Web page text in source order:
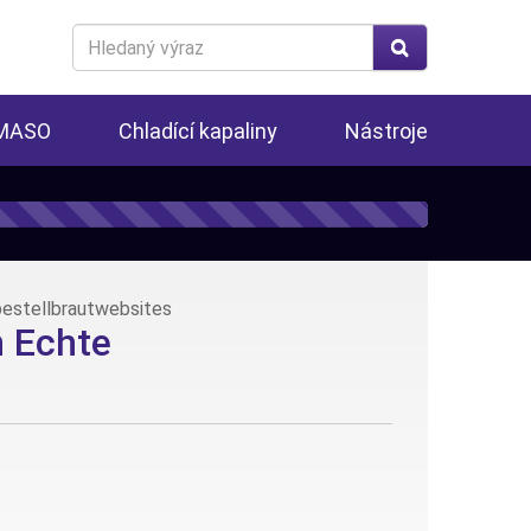
Search
for
Chladící kapaliny Nástroje
Echte